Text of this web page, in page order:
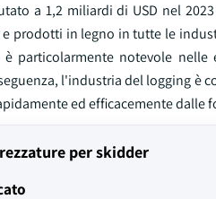
a 1,2 miliardi di USD nel
prodotti in legno in tutte le
particolarmente notevole
l'industria del logging
ed efficacemente dalle
per skidder